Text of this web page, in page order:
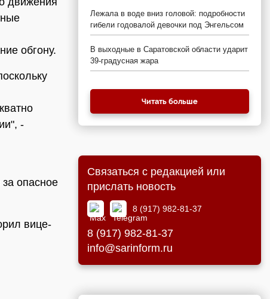
обгону.
-
опасное
вице-
Лежала в воде вниз головой: подробности
гибели годовалой девочки под Энгельсом
В выходные в Саратовской области ударит
39-градусная жара
Читать больше
Связаться с редакцией или
прислать новость
8 (917) 982-81-37
8 (917) 982-81-37
info@sarinform.ru